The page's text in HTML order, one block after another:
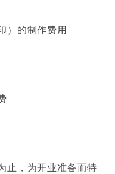
）的制作费用
止，为开业准备而特